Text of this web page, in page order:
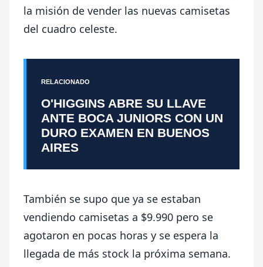
la misión de vender las nuevas camisetas
del cuadro celeste.
RELACIONADO
O'HIGGINS ABRE SU LLAVE
ANTE BOCA JUNIORS CON UN
DURO EXAMEN EN BUENOS
AIRES
También se supo que ya se estaban
vendiendo camisetas a $9.990 pero se
agotaron en pocas horas y se espera la
llegada de más stock la próxima semana.